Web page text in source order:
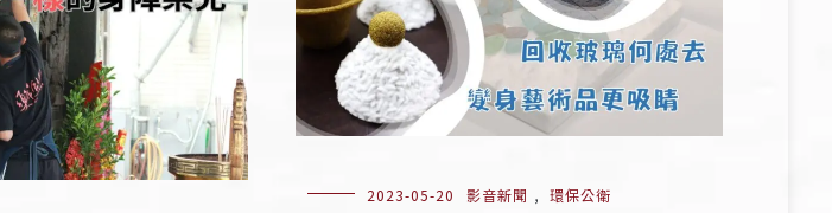
2023-05-20 影音新聞 , 環保公衛